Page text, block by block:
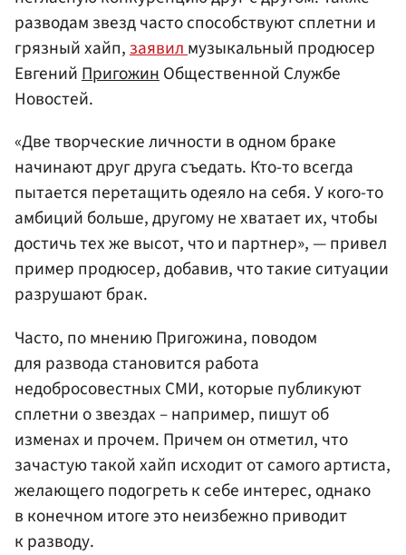
разводам звезд часто способствуют сплетни и
грязный хайп,заявилмузыкальный продюсер
ЕвгенийПригожинОбщественной Службе
Новостей.
«Две творческие личности в одном браке
начинают друг друга съедать. Кто-то всегда
пытается перетащить одеяло на себя. У кого-то
амбиций больше, другому не хватает их, чтобы
достичь тех же высот, что и партнер», — привел
пример продюсер, добавив, что такие ситуации
разрушают брак.
Часто, по мнению Пригожина, поводом
для развода становится работа
недобросовестных СМИ, которые публикуют
сплетни о звездах – например, пишут об
изменах и прочем. Причем он отметил, что
зачастую такой хайп исходит от самого артиста,
желающего подогреть к себе интерес, однако
в конечном итоге это неизбежно приводит
к разводу.